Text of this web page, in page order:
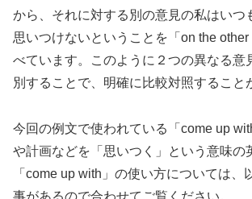
から、それに対する別の意見の私はいつ
思いつけないということを「on the
べています。このように２つの異なる意
別することで、明確に比較対照すること
今回の例文で使われている「come up
や計画などを「思いつく」という意味の
「come up with」の使い方については、
事があるので合わせてご覧ください。